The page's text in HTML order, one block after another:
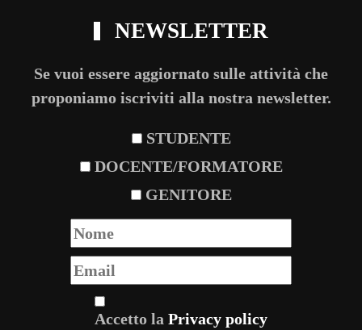
NEWSLETTER
Se vuoi essere aggiornato sulle attività che
proponiamo iscriviti alla nostra newsletter.
STUDENTE
DOCENTE/FORMATORE
GENITORE
Accetto la Privacy policy